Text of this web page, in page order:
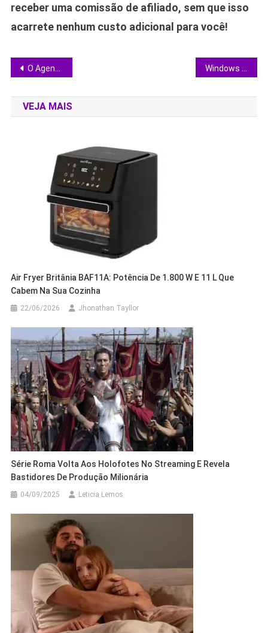
receber uma comissão de afiliado, sem que isso
acarrete nenhum custo adicional para você!
Navegação
de
Post
O Agente Secreto vence Spirit Awards e fortalece cinema brasileiro independente
VEJA MAIS
Air Fryer Britânia BAF11A: Potência De 1.800 W E 11 L Que
Cabem Na Sua Cozinha
22/06/2026 Jhonathan Tayllor
Série Roma Volta Aos Holofotes No Streaming E Revela
Bastidores De Produção Milionária
04/09/2025 Leticia Lemos